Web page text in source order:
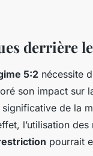
derrière
5:2 nécessite
son impact sur
de la
l’utilisation
pourrait